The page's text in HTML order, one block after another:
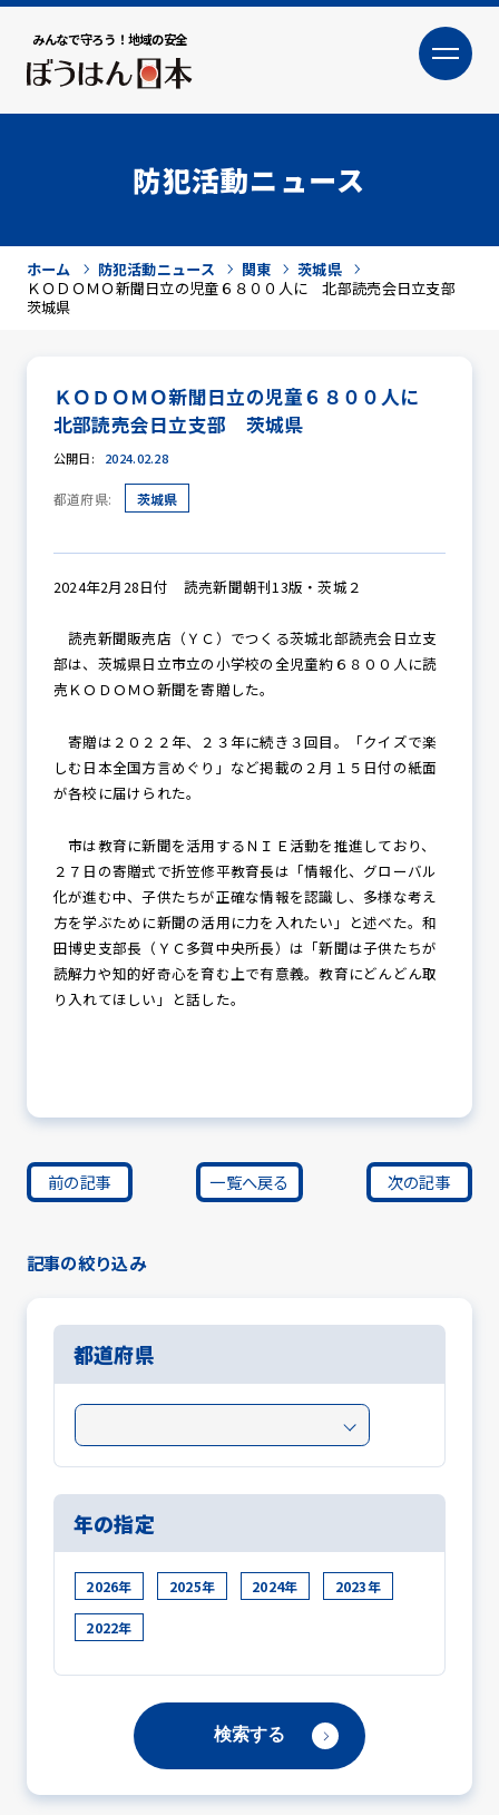
みんなで守ろう！地域の安全
大
犯罪トピックス
防犯活動ニュース
防犯パトロール
防犯セミナー
防犯対策情報
防犯協力会について
防犯活動ニュース
ホーム 防犯活動ニュース 関東
茨城県
ＫＯＤＯＭＯ新聞日立の児童６８００人に 北部読売会日立支部
茨城県
ＫＯＤＯＭＯ新聞日立の児童６８００人に
北部読売会日立支部 茨城県
公開日: 2024.02.28
都道府県: 茨城県
2024年2月28日付 読売新聞朝刊13版・茨城２
読売新聞販売店（ＹＣ）でつくる茨城北部読売会日立支
部は、茨城県日立市立の小学校の全児童約６８００人に読
売ＫＯＤＯＭＯ新聞を寄贈した。
寄贈は２０２２年、２３年に続き３回目。「クイズで楽
しむ日本全国方言めぐり」など掲載の２月１５日付の紙面
が各校に届けられた。
市は教育に新聞を活用するＮＩＥ活動を推進しており、
２７日の寄贈式で折笠修平教育長は「情報化、グローバル
化が進む中、子供たちが正確な情報を認識し、多様な考え
方を学ぶために新聞の活用に力を入れたい」と述べた。和
田博史支部長（ＹＣ多賀中央所長）は「新聞は子供たちが
読解力や知的好奇心を育む上で有意義。教育にどんどん取
り入れてほしい」と話した。
前の記事 一覧へ戻る 次の記事
記事の絞り込み
都道府県
年の指定
2026年 2025年 2024年 2023年
2022年